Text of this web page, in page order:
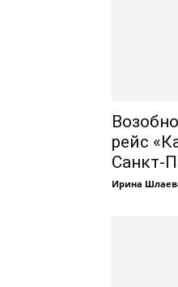
рейс
Санкт-
Ирина